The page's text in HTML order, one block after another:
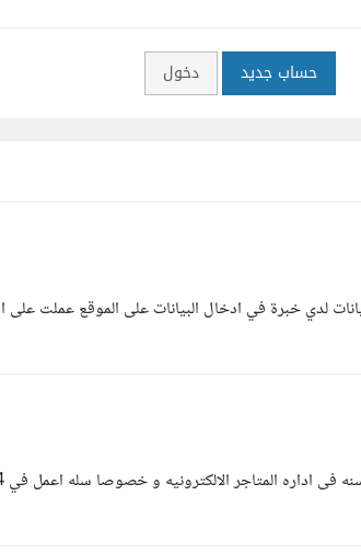
حساب جديد دخول
لدي خبرة في ادخال البيانات على الموقع عملت